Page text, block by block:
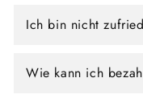
Ich bin nicht
Wie kann ich